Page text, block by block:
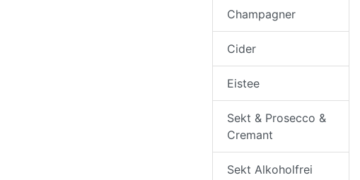
Champagner
Cider
Eistee
Sekt & Prosecco &
Cremant
Sekt Alkoholfrei